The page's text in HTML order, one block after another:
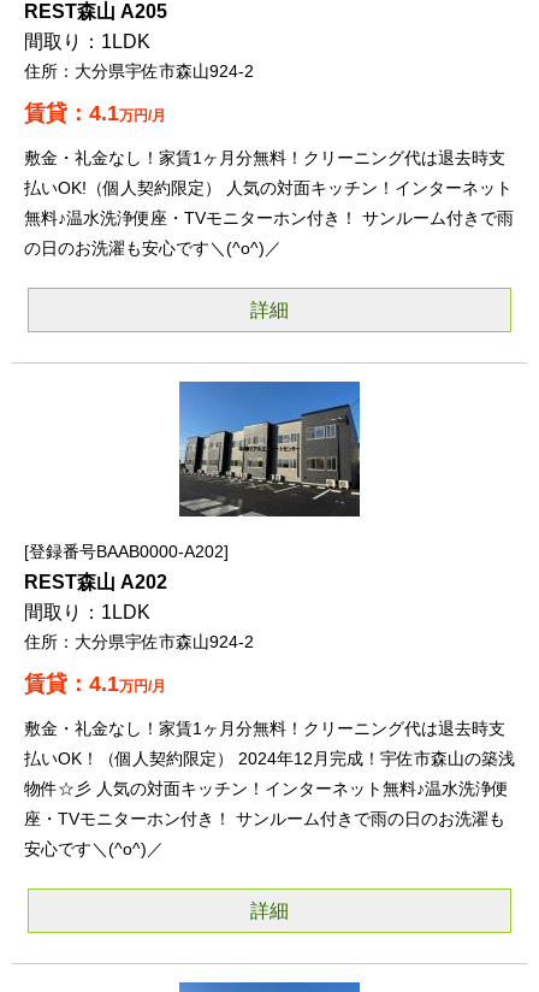
REST森山 A205
1LDK
大分県宇佐市森山924-2
4.1万円/月
敷金・礼金なし！家賃1ヶ月分無料！クリーニング代は退去時支
払いOK!（個人契約限定） 人気の対面キッチン！インターネット
無料♪温水洗浄便座・TVモニターホン付き！ サンルーム付きで雨
の日のお洗濯も安心です＼(^o^)／
詳細
登録番号BAAB0000-A202
REST森山 A202
1LDK
大分県宇佐市森山924-2
4.1万円/月
敷金・礼金なし！家賃1ヶ月分無料！クリーニング代は退去時支
払いOK！（個人契約限定） 2024年12月完成！宇佐市森山の築浅
物件☆彡 人気の対面キッチン！インターネット無料♪温水洗浄便
座・TVモニターホン付き！ サンルーム付きで雨の日のお洗濯も
安心です＼(^o^)／
詳細